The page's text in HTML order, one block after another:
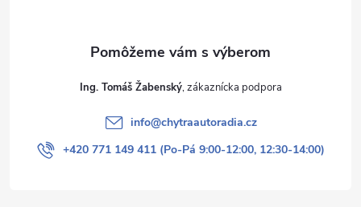
Ing. Tomáš Žabenský
info@chytraautoradia.cz
+420 771 149 411 (Po-Pá 9:00-12:00, 12:30-14:00)